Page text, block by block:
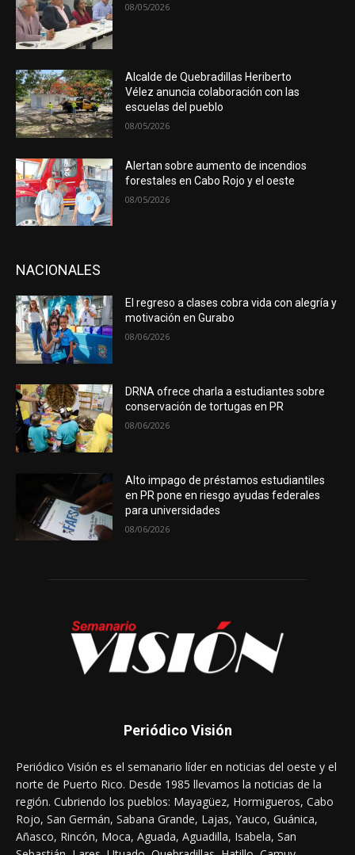
08/05/2026
Alcalde de Quebradillas Heriberto
Vélez anuncia colaboración con las
escuelas del pueblo
08/05/2026
Alertan sobre aumento de incendios
forestales en Cabo Rojo y el oeste
08/05/2026
NACIONALES
El regreso a clases cobra vida con alegría y
motivación en Gurabo
08/06/2026
DRNA ofrece charla a estudiantes sobre
conservación de tortugas en PR
08/06/2026
Alto impago de préstamos estudiantiles
en PR pone en riesgo ayudas federales
para universidades
08/06/2026
Periódico Visión
Periódico Visión es el semanario líder en noticias del oeste y el
norte de Puerto Rico. Desde 1985 llevamos la noticias de la
región. Cubriendo los pueblos: Mayagüez, Hormigueros, Cabo
Rojo, San Germán, Sabana Grande, Lajas, Yauco, Guánica,
Añasco, Rincón, Moca, Aguada, Aguadilla, Isabela, San